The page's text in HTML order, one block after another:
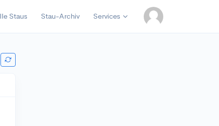
Staus Stau-Archiv Services